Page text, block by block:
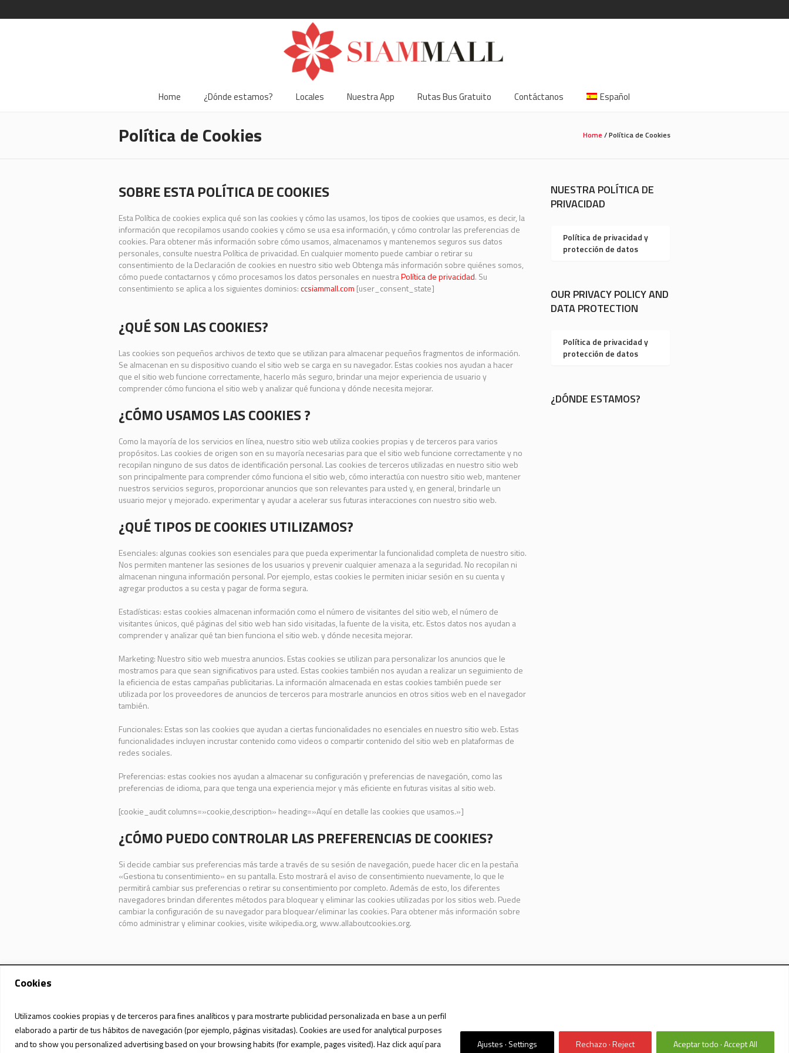
Cookies
Utilizamos cookies propias y de terceros para fines analíticos y para mostrarte publicidad personalizada en base a un perfil
elaborado a partir de tus hábitos de navegación (por ejemplo, páginas visitadas). Cookies are used for analytical purposes
and to show you personalized advertising based on your browsing habits (for example, pages visited). Haz click aquí para
Ajustes · Settings Rechazo · Reject Aceptar todo · Accept All
Home ¿Dónde estamos? Locales Nuestra App Rutas Bus Gratuito Contáctanos Español
Política de Cookies Home/Política de Cookies
SOBRE ESTA POLÍTICA DE COOKIES
Esta Política de cookies explica qué son las cookies y cómo las usamos, los tipos de cookies que usamos, es decir, la
información que recopilamos usando cookies y cómo se usa esa información, y cómo controlar las preferencias de
cookies. Para obtener más información sobre cómo usamos, almacenamos y mantenemos seguros sus datos
personales, consulte nuestra Política de privacidad. En cualquier momento puede cambiar o retirar su
consentimiento de la Declaración de cookies en nuestro sitio web Obtenga más información sobre quiénes somos,
cómo puede contactarnos y cómo procesamos los datos personales en nuestraPolítica de privacidad. Su
consentimiento se aplica a los siguientes dominios:ccsiammall.com [user_consent_state]
¿QUÉ SON LAS COOKIES?
Las cookies son pequeños archivos de texto que se utilizan para almacenar pequeños fragmentos de información.
Se almacenan en su dispositivo cuando el sitio web se carga en su navegador. Estas cookies nos ayudan a hacer
que el sitio web funcione correctamente, hacerlo más seguro, brindar una mejor experiencia de usuario y
comprender cómo funciona el sitio web y analizar qué funciona y dónde necesita mejorar.
¿CÓMO USAMOS LAS COOKIES ?
Como la mayoría de los servicios en línea, nuestro sitio web utiliza cookies propias y de terceros para varios
propósitos. Las cookies de origen son en su mayoría necesarias para que el sitio web funcione correctamente y no
recopilan ninguno de sus datos de identificación personal. Las cookies de terceros utilizadas en nuestro sitio web
son principalmente para comprender cómo funciona el sitio web, cómo interactúa con nuestro sitio web, mantener
nuestros servicios seguros, proporcionar anuncios que son relevantes para usted y, en general, brindarle un
usuario mejor y mejorado. experimentar y ayudar a acelerar sus futuras interacciones con nuestro sitio web.
¿QUÉ TIPOS DE COOKIES UTILIZAMOS?
Esenciales: algunas cookies son esenciales para que pueda experimentar la funcionalidad completa de nuestro sitio.
Nos permiten mantener las sesiones de los usuarios y prevenir cualquier amenaza a la seguridad. No recopilan ni
almacenan ninguna información personal. Por ejemplo, estas cookies le permiten iniciar sesión en su cuenta y
agregar productos a su cesta y pagar de forma segura.
Estadísticas: estas cookies almacenan información como el número de visitantes del sitio web, el número de
visitantes únicos, qué páginas del sitio web han sido visitadas, la fuente de la visita, etc. Estos datos nos ayudan a
comprender y analizar qué tan bien funciona el sitio web. y dónde necesita mejorar.
Marketing: Nuestro sitio web muestra anuncios. Estas cookies se utilizan para personalizar los anuncios que le
mostramos para que sean significativos para usted. Estas cookies también nos ayudan a realizar un seguimiento de
la eficiencia de estas campañas publicitarias. La información almacenada en estas cookies también puede ser
utilizada por los proveedores de anuncios de terceros para mostrarle anuncios en otros sitios web en el navegador
también.
Funcionales: Estas son las cookies que ayudan a ciertas funcionalidades no esenciales en nuestro sitio web. Estas
funcionalidades incluyen incrustar contenido como videos o compartir contenido del sitio web en plataformas de
redes sociales.
Preferencias: estas cookies nos ayudan a almacenar su configuración y preferencias de navegación, como las
preferencias de idioma, para que tenga una experiencia mejor y más eficiente en futuras visitas al sitio web.
[cookie_audit columns=»cookie,description» heading=»Aquí en detalle las cookies que usamos.»]
¿CÓMO PUEDO CONTROLAR LAS PREFERENCIAS DE COOKIES?
Si decide cambiar sus preferencias más tarde a través de su sesión de navegación, puede hacer clic en la pestaña
«Gestiona tu consentimiento» en su pantalla. Esto mostrará el aviso de consentimiento nuevamente, lo que le
permitirá cambiar sus preferencias o retirar su consentimiento por completo. Además de esto, los diferentes
navegadores brindan diferentes métodos para bloquear y eliminar las cookies utilizadas por los sitios web. Puede
cambiar la configuración de su navegador para bloquear/eliminar las cookies. Para obtener más información sobre
cómo administrar y eliminar cookies, visite wikipedia.org, www.allaboutcookies.org.
NUESTRA POLÍTICA DE
PRIVACIDAD
Política de privacidad y
protección de datos
OUR PRIVACY POLICY AND
DATA PROTECTION
Política de privacidad y
protección de datos
¿DÓNDE ESTAMOS?
POLÍTICA DE PRIVACIDAD Y PROTECCIÓN DE DATOS/ SIAM MALL MALL © 2023 / TODOS LOS DERECHOS RESERVADOS